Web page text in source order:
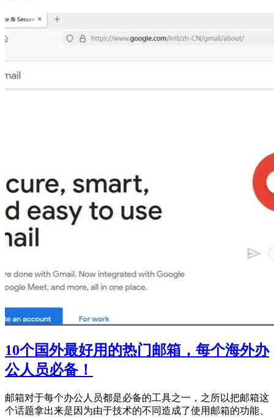
10个国外最好用的热门邮箱，每个海外办
公人员必备！
邮箱对于每个办公人员都是必备的工具之一，之所以把邮箱这
个话题拿出来是因为由于技术的不同造成了使用邮箱的功能、